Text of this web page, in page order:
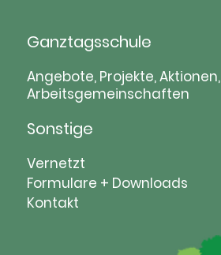
Ganztagsschule
Navigation
überspringen
Angebote, Projekte, Aktionen,
Arbeitsgemeinschaften
Sonstige
Navigation
überspringen
Vernetzt
Formulare + Downloads
Kontakt